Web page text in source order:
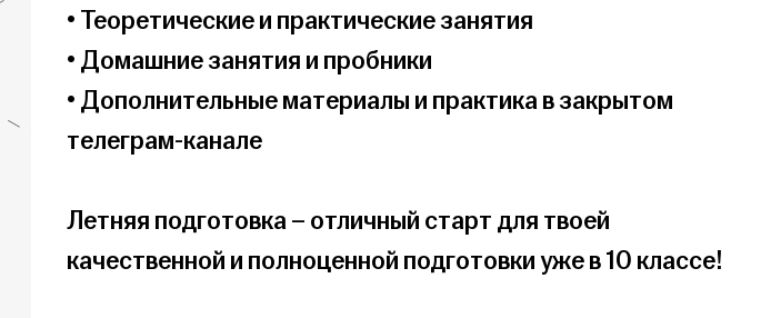
• Теоретические и практические занятия
• Домашние занятия и пробники
• Дополнительные материалы и практика в закрытом
телеграм-канале
Летняя подготовка – отличный старт для твоей
качественной и полноценной подготовки уже в 10 классе!